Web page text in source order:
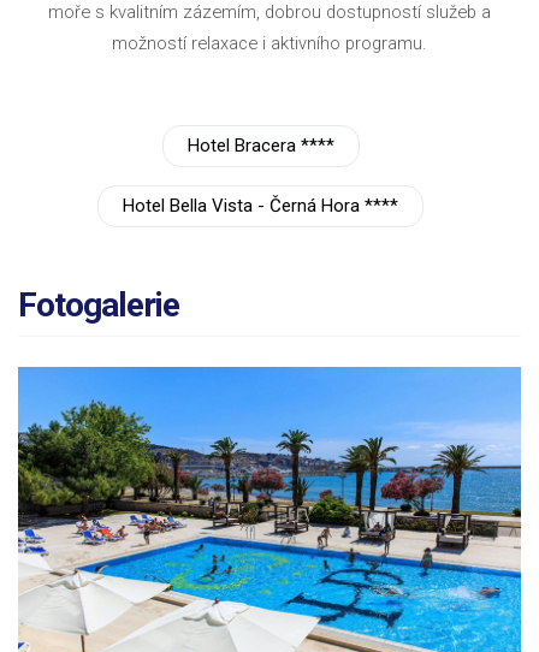
moře s kvalitním zázemím, dobrou dostupností služeb a
možností relaxace i aktivního programu.
Hotel Bracera ****
Hotel Bella Vista - Černá Hora ****
Fotogalerie